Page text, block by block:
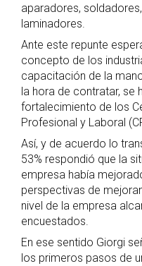
aparadores,
laminadores.
Ante este repunte
concepto de los
capacitación de la
la hora de contratar,
fortalecimiento de los
Profesional y Laboral
Así, y de acuerdo lo
53% respondió que la
empresa había
perspectivas de
nivel de la empresa
encuestados.
En ese sentido Giorgi
los primeros pasos de